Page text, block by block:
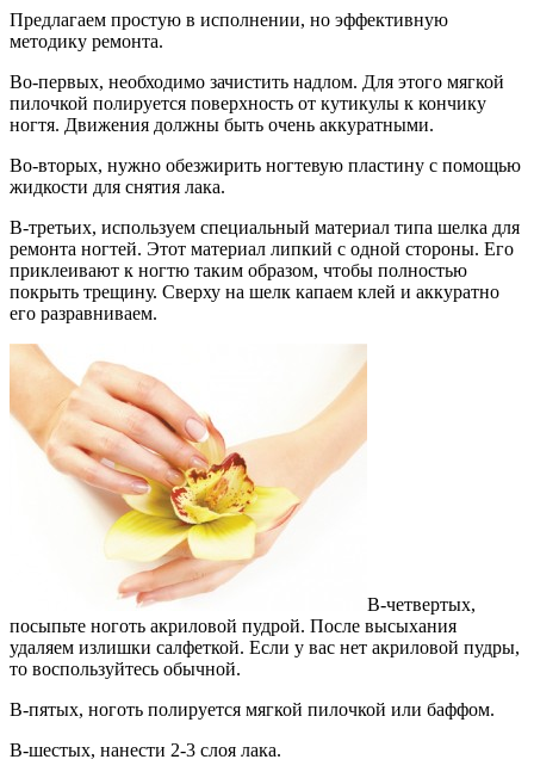
Предлагаем простую в исполнении, но эффективную
методику ремонта.
Во-первых, необходимо зачистить надлом. Для этого мягкой
пилочкой полируется поверхность от кутикулы к кончику
ногтя. Движения должны быть очень аккуратными.
Во-вторых, нужно обезжирить ногтевую пластину с помощью
жидкости для снятия лака.
В-третьих, используем специальный материал типа шелка для
ремонта ногтей. Этот материал липкий с одной стороны. Его
приклеивают к ногтю таким образом, чтобы полностью
покрыть трещину. Сверху на шелк капаем клей и аккуратно
его разравниваем.
В-четвертых,
посыпьте ноготь акриловой пудрой. После высыхания
удаляем излишки салфеткой. Если у вас нет акриловой пудры,
то воспользуйтесь обычной.
В-пятых, ноготь полируется мягкой пилочкой или баффом.
В-шестых, нанести 2-3 слоя лака.